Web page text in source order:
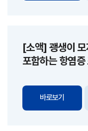
[소액] 괭생이
포함하는 항염증
바로보기